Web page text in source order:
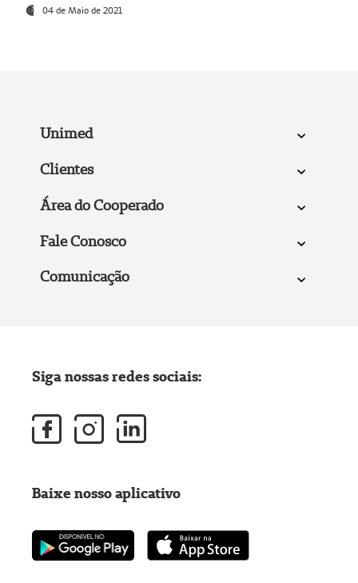
04 de Maio de 2021
Unimed
Clientes
Área do Cooperado
Fale Conosco
Comunicação
Siga nossas redes sociais:
Baixe nosso aplicativo